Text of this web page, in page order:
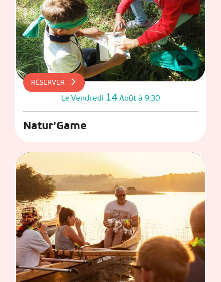
RÉSERVER
Le Vendredi 14 Août à 9:30
Natur'Game